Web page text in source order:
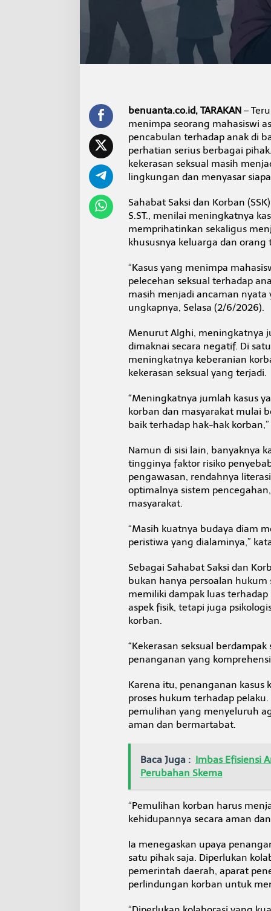
S
S
K
L
P
S
K
I
o
r
o
g
P
e
n
g
a
a
n
P
r
l
i
n
n
a
n
r
b
a
benuanta.co.id, TARAKAN–
menimpa seorang mahasiswi
pencabulan terhadap anak di
perhatian serius berbagai
kekerasan seksual masih
lingkungan dan menyasar
Sahabat Saksi dan Korban
S.ST., menilai meningkatnya
memprihatinkan sekaligus
khususnya keluarga dan orang
“Kasus yang menimpa
pelecehan seksual terhadap
masih menjadi ancaman
ungkapnya, Selasa (2/6/2026).
Menurut Alghi, meningkatnya
dimaknai secara negatif. Di
meningkatnya keberanian
kekerasan seksual yang terjadi.
“Meningkatnya jumlah kasus
korban dan masyarakat mulai
baik terhadap hak-hak korban,”
Namun di sisi lain, banyaknya
tingginya faktor risiko
pengawasan, rendahnya
optimalnya sistem
masyarakat.
“Masih kuatnya budaya diam
peristiwa yang dialaminya,”
Sebagai Sahabat Saksi dan
bukan hanya persoalan
memiliki dampak luas
aspek fisik, tetapi juga
korban.
“Kekerasan seksual
penanganan yang
Karena itu, penanganan kasus
proses hukum terhadap
pemulihan yang menyeluruh
aman dan bermartabat.
Baca Juga : Imbas Efisiensi
Perubahan Skema
“Pemulihan korban harus
kehidupannya secara aman
Ia menegaskan upaya
satu pihak saja. Diperlukan
pemerintah daerah, aparat
perlindungan korban untuk